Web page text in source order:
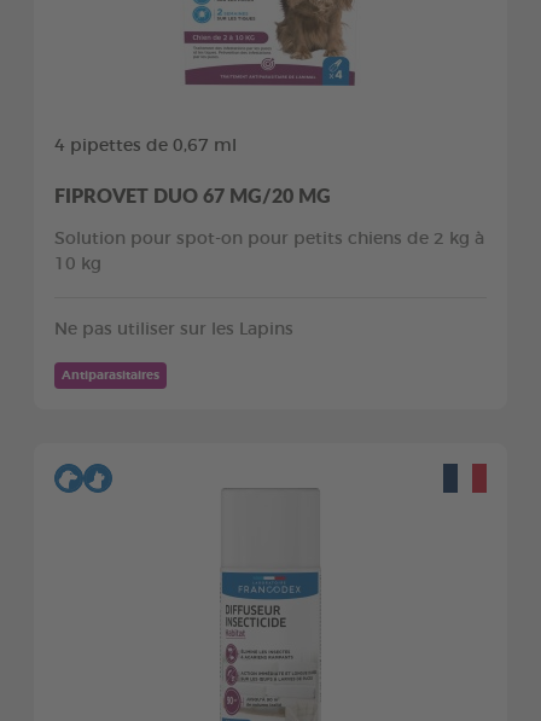
4 pipettes de 0,67 ml
FIPROVET DUO 67 MG/20 MG
Solution pour spot-on pour petits chiens de 2 kg à
10 kg
Ne pas utiliser sur les Lapins
Antiparasitaires